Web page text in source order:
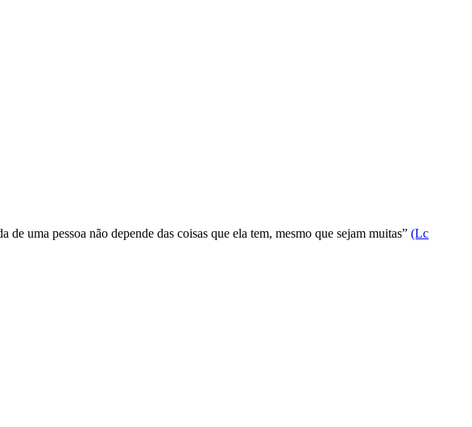
uma pessoa não depende das coisas que ela tem, mesmo que sejam muitas” (Lc